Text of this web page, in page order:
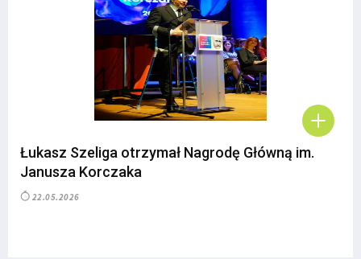
Łukasz Szeliga otrzymał Nagrodę Główną im.
Janusza Korczaka
22.05.2026